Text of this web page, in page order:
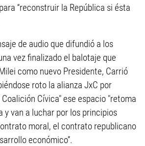
“reconstruir la República si ésta
de audio que difundió a los
vez finalizado el balotaje que
como nuevo Presidente, Carrió
roto la alianza JxC por
Cívica" ese espacio "retoma
y van a luchar por los principios
moral, el contrato republicano
económico”.